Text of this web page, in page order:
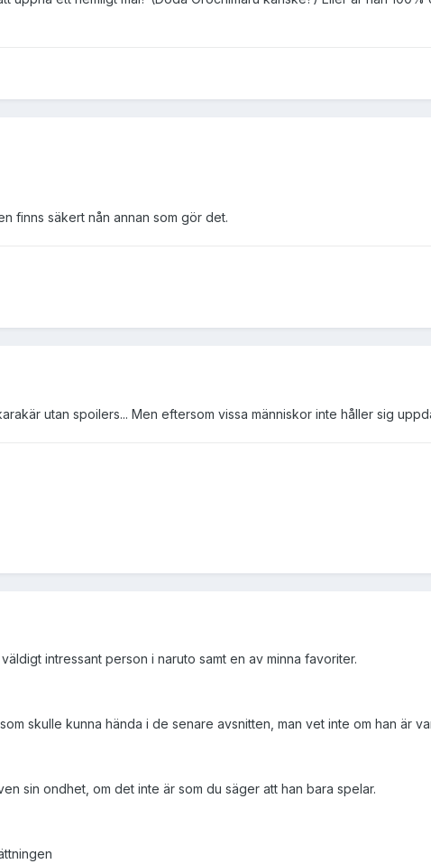
finns säkert nån annan som gör det.
utan spoilers... Men eftersom vissa människor inte håller sig
intressant person i naruto samt en av minna favoriter.
skulle kunna hända i de senare avsnitten, man vet inte om han är
sin ondhet, om det inte är som du säger att han bara spelar.